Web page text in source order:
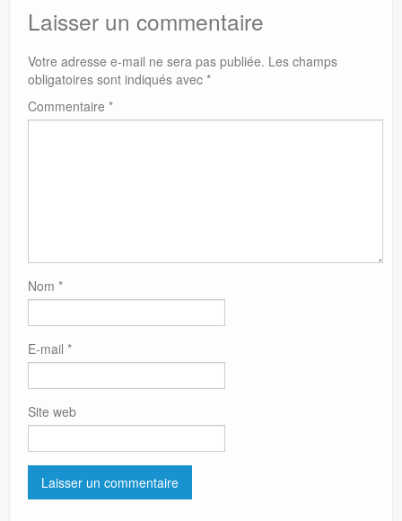
Laisser un commentaire
Votre adresse e-mail ne sera pas publiée. Les champs
obligatoires sont indiqués avec *
Commentaire *
Nom *
E-mail *
Site web